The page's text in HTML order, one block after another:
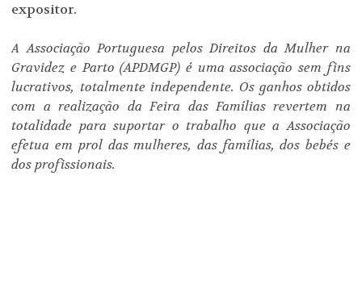
expositor.
A Associação Portuguesa pelos Direitos da Mulher na
Gravidez e Parto (APDMGP) é uma associação sem fins
lucrativos, totalmente independente. Os ganhos obtidos
com a realização da Feira das Famílias revertem na
totalidade para suportar o trabalho que a Associação
efetua em prol das mulheres, das famílias, dos bebés e
dos profissionais.